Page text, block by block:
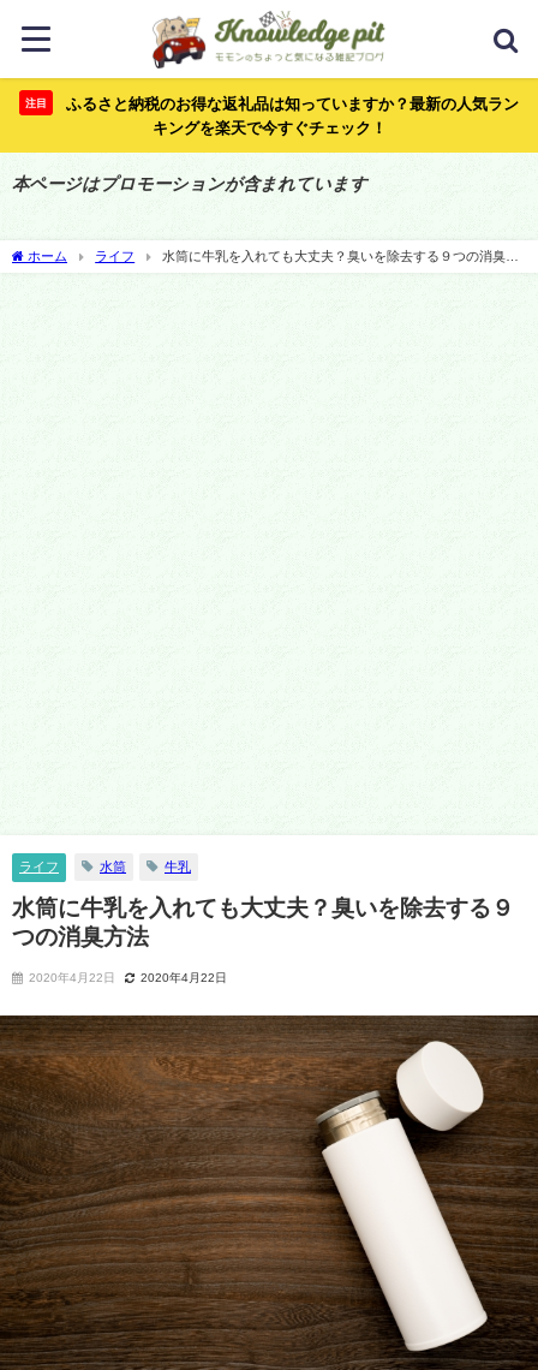
注目
ふるさと納税のお得な返礼品は知っていますか？最新の人気ラン
キングを楽天で今すぐチェック！
本ページはプロモーションが含まれています
ホーム ライフ
水筒に牛乳を入れても大丈夫？臭いを除去する９つの消臭方
法
ライフ 水筒 牛乳
水筒に牛乳を入れても大丈夫？臭いを除去する９
つの消臭方法
2020年4月22日 2020年4月22日